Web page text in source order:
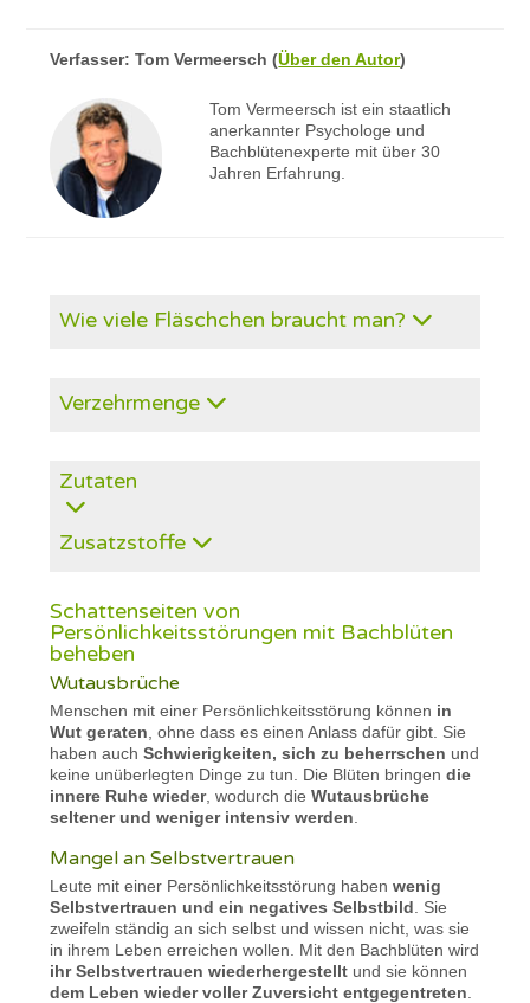
Verfasser:Tom Vermeersch (Über den Autor)
Tom Vermeersch ist ein staatlich
anerkannter Psychologe und
Bachblütenexperte mit über 30
Jahren Erfahrung.
Wie viele Fläschchen braucht man?
Verzehrmenge
Zutaten
Zusatzstoffe
Schattenseiten von
Persönlichkeitsstörungen mit Bachblüten
beheben
Wutausbrüche
Menschen mit einer Persönlichkeitsstörung können in
Wut geraten , ohne dass es einen Anlass dafür gibt. Sie
haben auchSchwierigkeiten, sich zu beherrschen und
keine unüberlegten Dinge zu tun. Die Blüten bringendie
innere Ruhe wieder, wodurch dieWutausbrüche
seltener und weniger intensiv werden
Mangel an Selbstvertrauen
Leute mit einer Persönlichkeitsstörung habenwenig
Selbstvertrauen und ein negatives Selbstbild . Sie
zweifeln ständig an sich selbst und wissen nicht, was sie
in ihrem Leben erreichen wollen. Mit den Bachblüten wird
ihr Selbstvertrauen wiederhergestellt und sie können
dem Leben wieder voller Zuversicht entgegentreten